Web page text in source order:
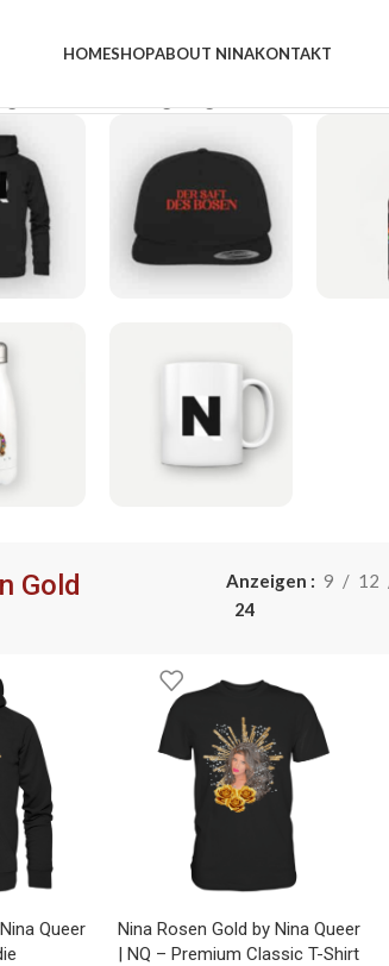
HOMESHOPABOUT NINAKONTAKT
Gold Anzeigen 9 12
24
Queer
Nina Rosen Gold by Nina Queer
| NQ – Premium Classic T-Shirt